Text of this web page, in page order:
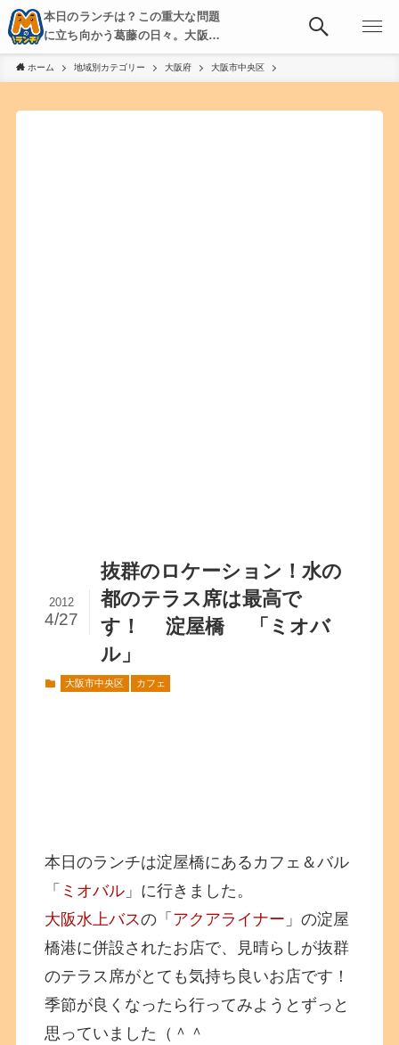
本日のランチは？この重大な問題
に立ち向かう葛藤の日々。大阪・
京都・神戸を中心とした食べ歩
き、飲み歩きを綴る。
ホーム 地域別カテゴリー 大阪府 大阪市中央区
抜群のロケーション！水の
都のテラス席は最高で
す！ 淀屋橋 「ミオバ
ル」
2012
4/27
大阪市中央区 カフェ
本日のランチは淀屋橋にあるカフェ＆バル
「 ミオバル 」に行きました。
大阪水上バスの「 アクアライナー 」の淀屋
橋港に併設されたお店で、見晴らしが抜群
のテラス席がとても気持ち良いお店です！
季節が良くなったら行ってみようとずっと
思っていました（＾＾